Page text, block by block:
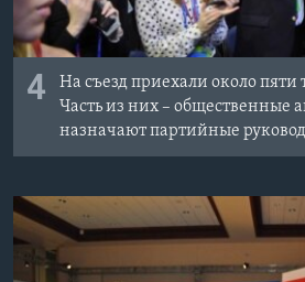
4
На съезд приехали около пяти
Часть из них – общественные
назначают партийные